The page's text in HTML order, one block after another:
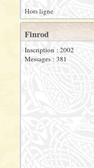
Hors ligne
Finrod
Inscription : 2002
Messages : 381